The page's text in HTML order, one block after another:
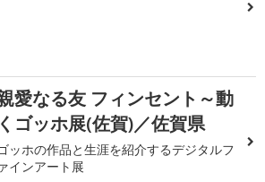
愛なる友 フィンセント～動
くゴッホ展(佐賀)／佐賀県
ッホの作品と生涯を紹介するデジタルフ
ァインアート展